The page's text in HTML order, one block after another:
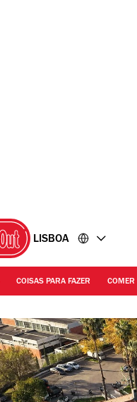
LISBOA
COISAS PARA FAZER COMER